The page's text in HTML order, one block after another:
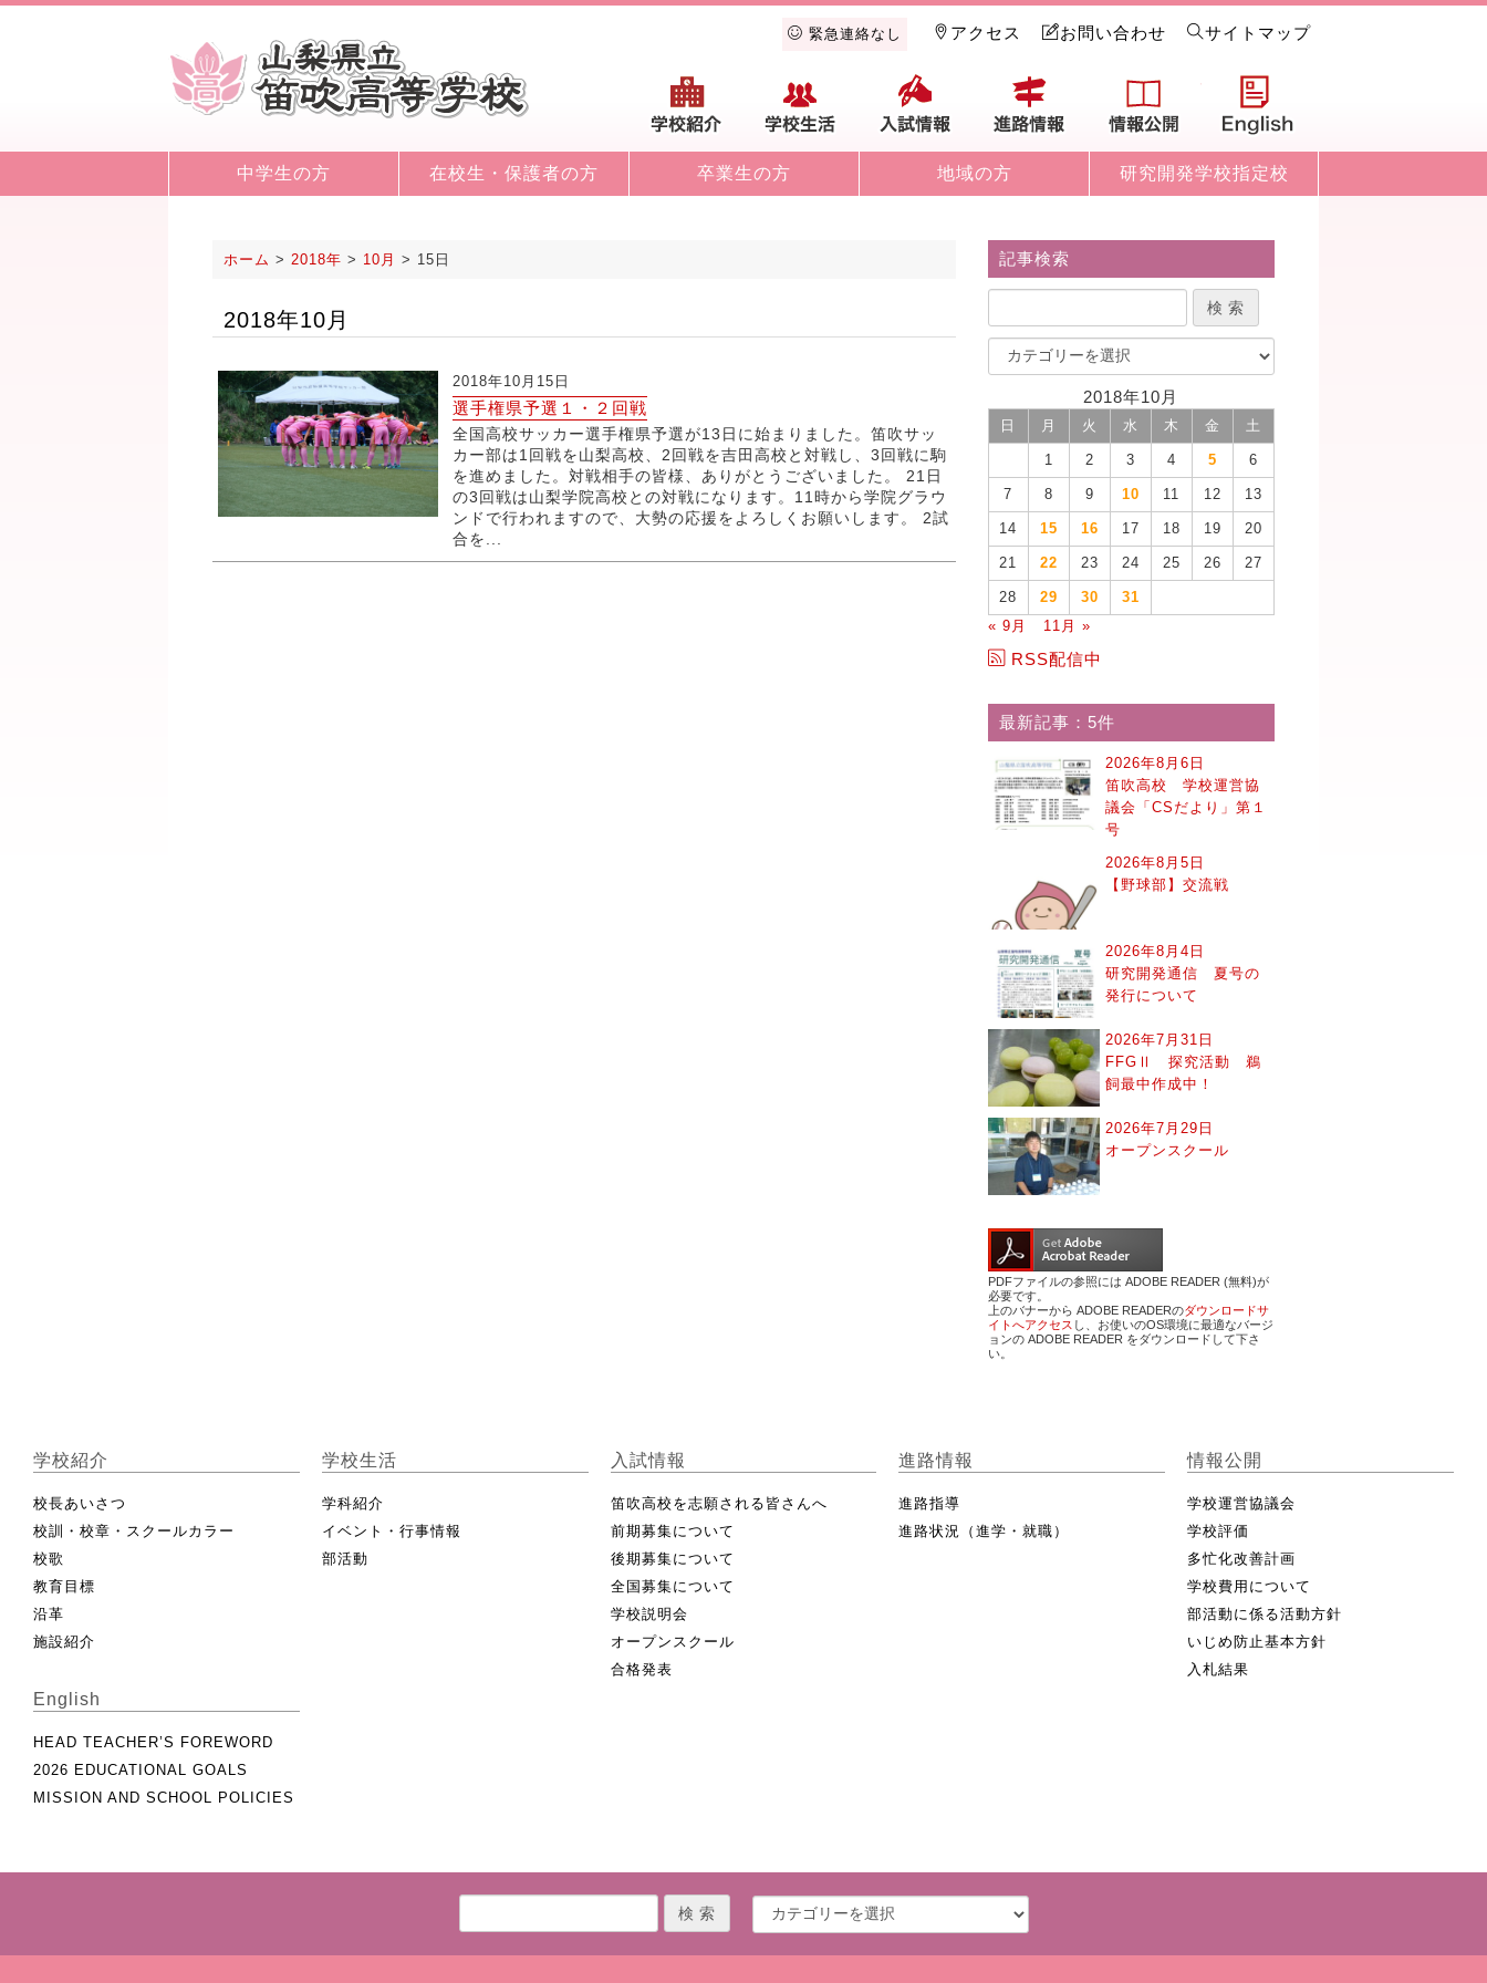
緊急連絡なし アクセス お問い合わせ サイトマップ
学校紹介 学校生活 入試情報 進路情報 情報公開
中学生の方 在校生・保護者の方 卒業生の方 地域の方 研究開発学校指定校
ホーム > 2018年 > 10月 > 15日
2018年10月
2018年10月15日
選手権県予選１・２回戦
全国高校サッカー選手権県予選が13日に始まりました。笛吹サッ
カー部は1回戦を山梨高校、2回戦を吉田高校と対戦し、3回戦に駒
を進めました。対戦相手の皆様、ありがとうございました。 21日
の3回戦は山梨学院高校との対戦になります。11時から学院グラウ
ンドで行われますので、大勢の応援をよろしくお願いします。 2試
合を...
記事検索
2018年10月
日 月 火 水 木 金 土
1 2 3 4 5 6
7 8 9 10 11 12 13
14 15 16 17 18 19 20
21 22 23 24 25 26 27
28 29 30
31
« 9月
11月 »
RSS配信中
最新記事：5件
2026年8月6日
笛吹高校 学校運営協
議会「CSだより」第１
号
2026年8月5日
【野球部】交流戦
2026年8月4日
研究開発通信 夏号の
発行について
2026年7月31日
FFGⅡ 探究活動 鵜
飼最中作成中！
2026年7月29日
オープンスクール
PDFファイルの参照には ADOBE READER (無料)が
必要です。
上のバナーから ADOBE READERのダウンロードサ
イトへアクセス し、お使いのOS環境に最適なバージ
ョンの ADOBE READER をダウンロードして下さ
い。
学校紹介
校長あいさつ
校訓・校章・スクールカラー
校歌
教育目標
沿革
施設紹介
学校生活
学科紹介
イベント・行事情報
部活動
入試情報
笛吹高校を志願される皆さんへ
前期募集について
後期募集について
全国募集について
学校説明会
オープンスクール
合格発表
進路情報
進路指導
進路状況（進学・就職）
情報公開
学校運営協議会
学校評価
多忙化改善計画
学校費用について
部活動に係る活動方針
いじめ防止基本方針
入札結果
English
HEAD TEACHER’S FOREWORD
2026 EDUCATIONAL GOALS
MISSION AND SCHOOL POLICIES